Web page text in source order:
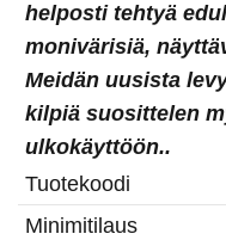
helposti tehtyä
monivärisiä,
Meidän uusista
kilpiä suosittelen
ulkokäyttöön..
Tuotekoodi
Minimitilaus